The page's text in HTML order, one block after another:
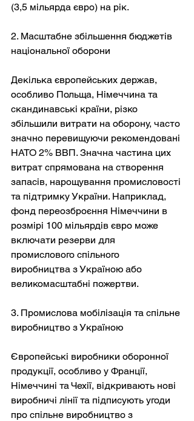
(3,5 мільярда євро) на рік.
2. Масштабне збільшення бюджетів
національної оборони
Декілька європейських держав,
особливо Польща, Німеччина та
скандинавські країни, різко
збільшили витрати на оборону, часто
значно перевищуючи рекомендовані
НАТО 2% ВВП. Значна частина цих
витрат спрямована на створення
запасів, нарощування промисловості
та підтримку України. Наприклад,
фонд переозброєння Німеччини в
розмірі 100 мільярдів євро може
включати резерви для
промислового спільного
виробництва з Україною або
великомасштабні пожертви.
3. Промислова мобілізація та спільне
виробництво з Україною
Європейські виробники оборонної
продукції, особливо у Франції,
Німеччині та Чехії, відкривають нові
виробничі лінії та підписують угоди
про спільне виробництво з